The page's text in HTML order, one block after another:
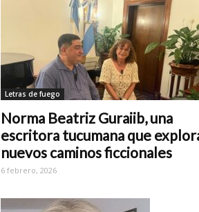
Letras de fuego
Norma Beatriz Guraiib, una
escritora tucumana que
nuevos caminos ficcionales
6 febrero, 2026